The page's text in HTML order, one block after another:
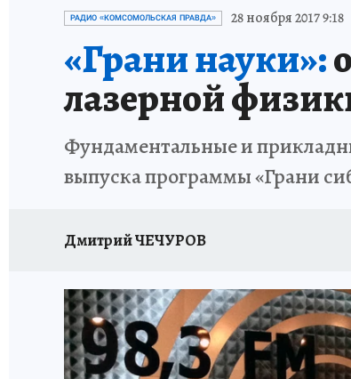
ОТДЫХ В РОССИИ ЗАПОВЕДНАЯ
РАДИО «КОМСОМОЛЬСКАЯ ПРАВДА» 28 ноября 2017 9:18
«Грани науки»:
лазерной
Фундаментальные и
выпуска программы «Грани
Дмитрий ЧЕЧУРОВ